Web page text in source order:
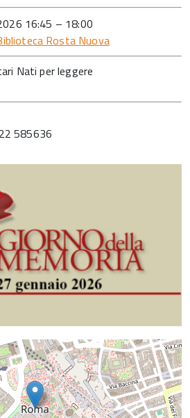
16:45 – 18:00
Rosta Nuova
Nati per leggere
585636